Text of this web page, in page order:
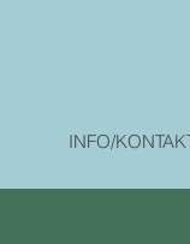
INFO/